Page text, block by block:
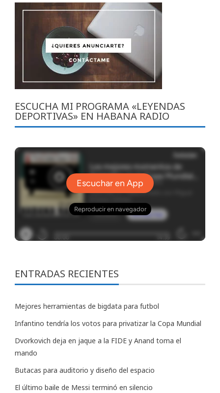
ESCUCHA MI PROGRAMA «LEYENDAS
DEPORTIVAS» EN HABANA RADIO
ENTRADAS RECIENTES
Mejores herramientas de bigdata para futbol
Infantino tendría los votos para privatizar la Copa Mundial
Dvorkovich deja en jaque a la FIDE y Anand toma el
mando
Butacas para auditorio y diseño del espacio
El último baile de Messi terminó en silencio